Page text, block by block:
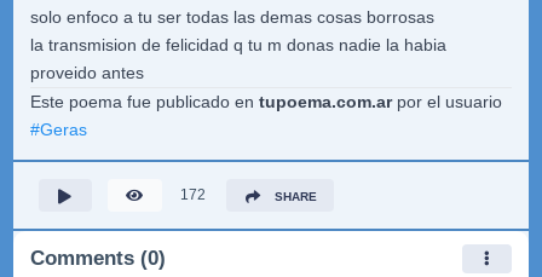
solo enfoco a tu ser todas las demas cosas borrosas
la transmision de felicidad q tu m donas nadie la habia
proveido antes
Este poema fue publicado en tupoema.com.arpor el usuario
#Geras
172 SHARE
Comments (0)